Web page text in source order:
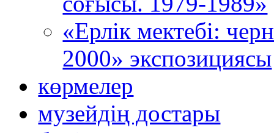
«Ерлік мектебі:
2000» экспозициясы
көрмелер
музейдің достары